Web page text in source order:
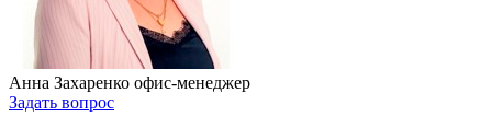
Анна Захаренко офис-менеджер
Задать вопрос